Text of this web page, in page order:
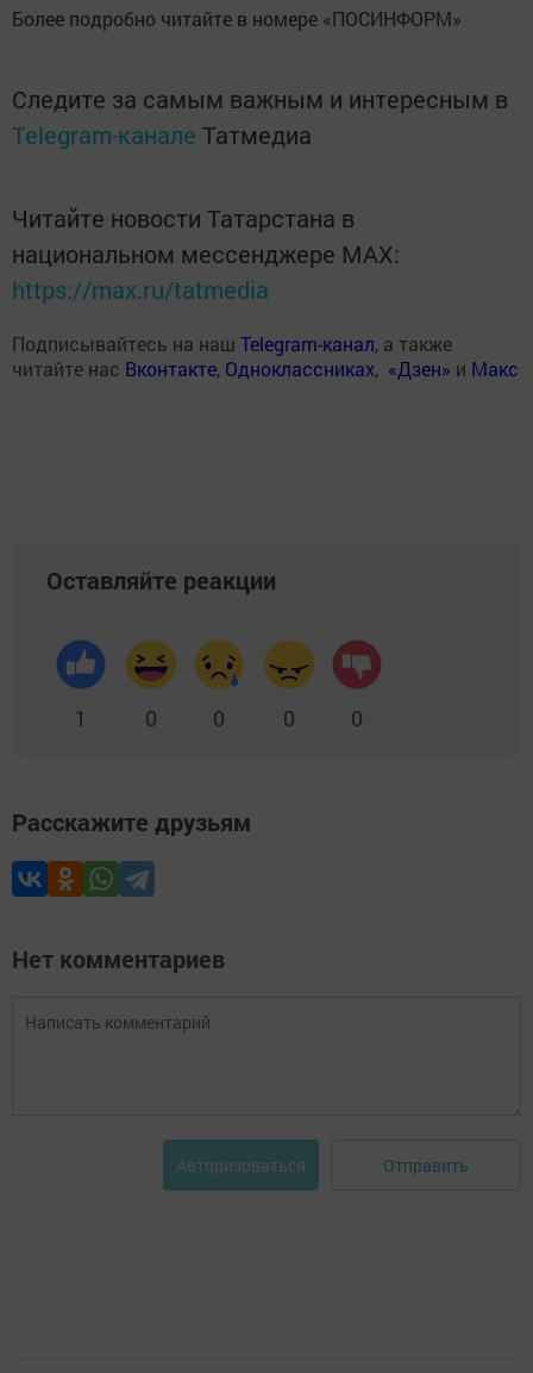
Более подробно читайте в номере «ПОСИНФОРМ»
Следите за самым важным и интересным в
Telegram-канале Татмедиа
Читайте новости Татарстана в
национальном мессенджере MАХ:
https://max.ru/tatmedia
Подписывайтесь на наш Telegram-канал, а также
читайте нас Вконтакте, Одноклассниках, «Дзен» и Макс
Оставляйте реакции
1 0 0 0 0
Расскажите друзьям
Нет комментариев
Авторизоваться Отправить